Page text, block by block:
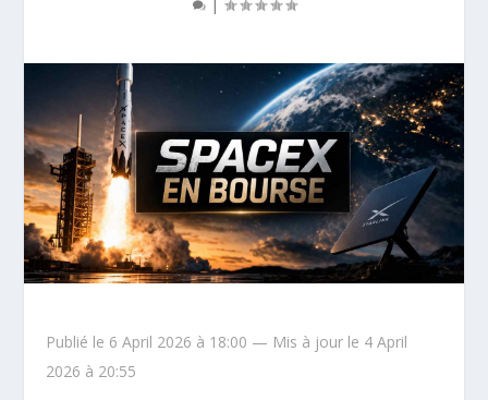
Publié le 6 April 2026 à 18:00 — Mis à jour le 4 April
2026 à 20:55